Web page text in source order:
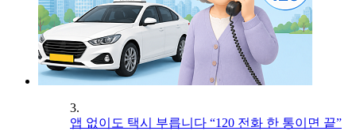
3.
앱 없이도 택시 부릅니다 “120 전화 한 통이면 끝”